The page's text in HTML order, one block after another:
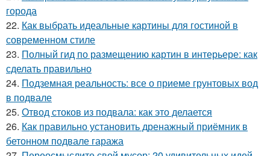
города
22. Как выбрать идеальные картины для гостиной в
современном стиле
23. Полный гид по размещению картин в интерьере: как
сделать правильно
24. Подземная реальность: все о приеме грунтовых вод
в подвале
25. Отвод стоков из подвала: как это делается
26. Как правильно установить дренажный приёмник в
бетонном подвале гаража